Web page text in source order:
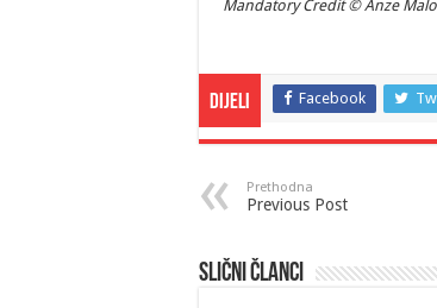
Mandatory Credit © Anze
Dijeli Facebook
Prethodna
Previous Post
Slični članci